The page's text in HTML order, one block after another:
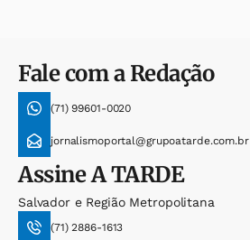
Fale com a Redação
(71) 99601-0020
jornalismoportal@grupoatarde.com.br
AssineA TARDE
Salvador e Região Metropolitana
(71) 2886-1613